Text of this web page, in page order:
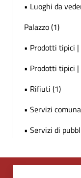
• Luoghi da
Palazzo (1)
• Prodotti tipici |
• Prodotti tipici |
• Rifiuti (1)
• Servizi
• Servizi di